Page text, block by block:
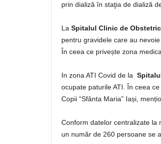
prin dializă în staţia de dializă
La Spitalul Clinic de
pentru gravidele care au
În ceea ce privește zona
In zona ATI Covid de la
ocupate paturile ATI. În ceea
Copii “Sfânta Maria” Iași,
Conform datelor centralizate la
un număr de 260 persoane se